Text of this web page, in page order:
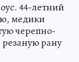
44-летний
медики
черепно-
резаную рану